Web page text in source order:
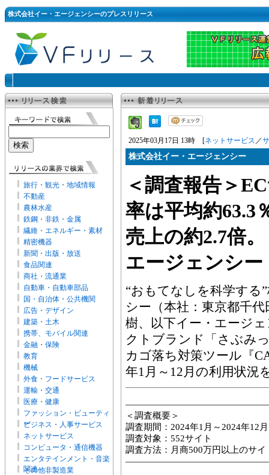
株式会社イー・エージェンシーのプレスリリース
旅行・観光・地域情報
不動産
農林水産
鉄鋼・非鉄・金属
繊維・エネルギー・素材
精密機器
新聞・出版・放送
食品関連
商社・流通業
自動車・自動車部品
国・自治体・公共機関
広告・デザイン
建築・土木
携帯、モバイル関連
金融・保険
教育
機械
外食・フードサービス
運輸・交通
医療・健康
ファッション・ビューティ
ー
ビジネス・人事サービス
ネットサービス
コンピュータ・通信機器
エンタテインメント・音楽
関連
その他非製造業
2025年03月17日 13時 [ネットサービス ／
株式会社イー・エージェンシー
＜調査報告＞
率は平均約63.3
売上の約2.7倍
エージェンシー
“おもてなしを科学する
シー（本社：東京都千
樹、以下イー・エージ
クトブランド「さぶみ
カゴ落ち対策ツール『
年1月～12月の利用状況
＜調査概要＞
調査期間：2024年1月～2024年12月
調査対象：552サイト
調査方法：月商500万円以上のサ